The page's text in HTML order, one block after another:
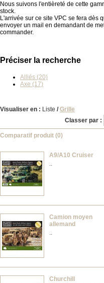
Nous suivons l'entièreté de cette
stock.
L'arrivée sur ce site VPC se fera dès
envoyer un mail en demandant de
commander.
Préciser la recherche
Alliés (20)
Axe (17)
Visualiser en : Liste / Grille
Classer par :
Comparatif produit (0)
A9/A10 Cruiser
..
Camion moyen
allemand
..
Churchill